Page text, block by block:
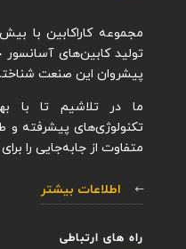
تولید کابین‌های
پیشروان این صنعت
ما در تلاشیم تا با
تکنولوژی‌های پیشرفته و
متفاوت از جابه‌جایی را
راه های ارتباطی